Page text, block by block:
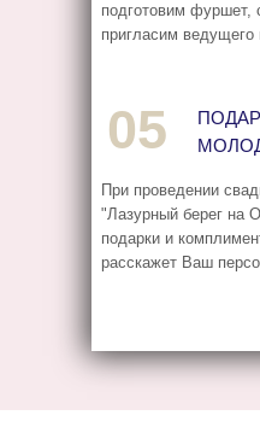
05
подготовим фуршет,
пригласим ведущего
При проведении
"Лазурный берег на
подарки и
расскажет Ваш